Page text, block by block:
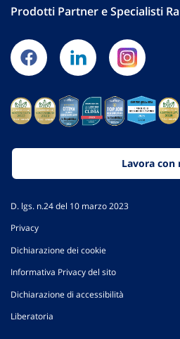
Prodotti Partner e Specialisti
Lavora con
D. lgs. n.24 del 10 marzo 2023
Privacy
Dichiarazione dei cookie
Informativa Privacy del sito
Dichiarazione di accessibilità
Liberatoria